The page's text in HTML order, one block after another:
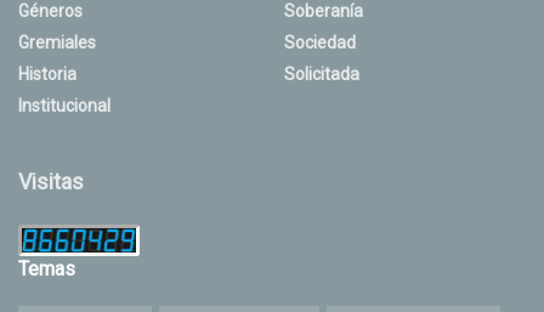
Géneros
Gremiales
Historia
Institucional
Soberanía
Sociedad
Solicitada
Visitas
Temas